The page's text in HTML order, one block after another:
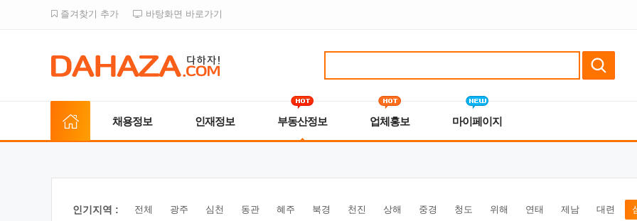
즐겨찾기 추가 바탕화면 바로가기
채용정보 인재정보 부동산정보 업체홍보 마이페이지
인기지역 : 전체 광주 심천 동관 혜주 북경 천진 상해 중경 청도 위해 연태 제남 대련